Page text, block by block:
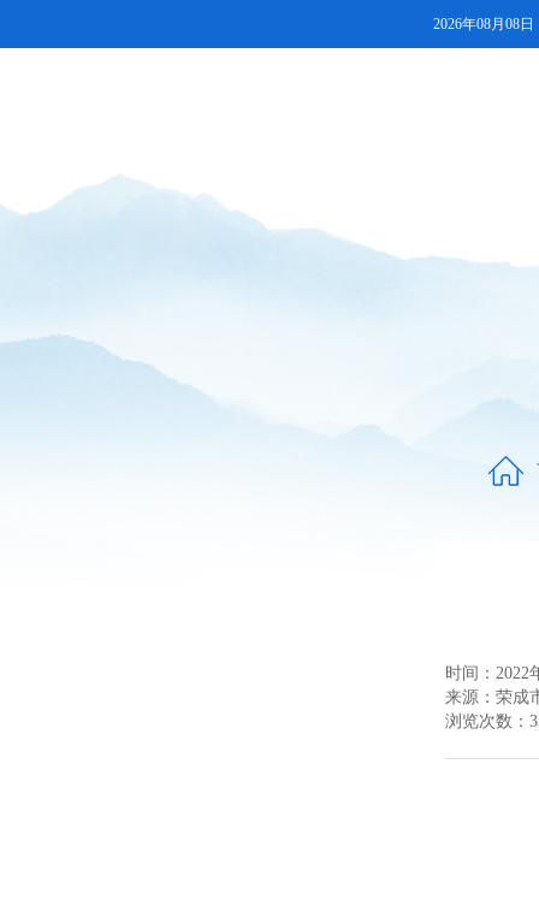
2026年08月08日
时间：2022
来源： 荣成
浏览次数：